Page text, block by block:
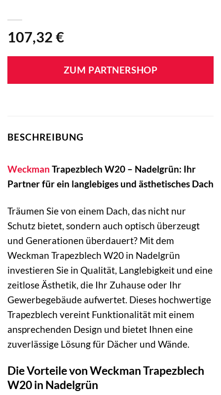
107,32 €
ZUM PARTNERSHOP
BESCHREIBUNG
Weckman Trapezblech W20 – Nadelgrün: Ihr
Partner für ein langlebiges und ästhetisches Dach
Träumen Sie von einem Dach, das nicht nur
Schutz bietet, sondern auch optisch überzeugt
und Generationen überdauert? Mit dem
Weckman Trapezblech W20 in Nadelgrün
investieren Sie in Qualität, Langlebigkeit und eine
zeitlose Ästhetik, die Ihr Zuhause oder Ihr
Gewerbegebäude aufwertet. Dieses hochwertige
Trapezblech vereint Funktionalität mit einem
ansprechenden Design und bietet Ihnen eine
zuverlässige Lösung für Dächer und Wände.
Die Vorteile von Weckman Trapezblech
W20 in Nadelgrün